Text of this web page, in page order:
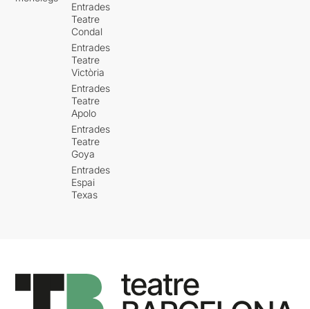
Entrades
Teatre
Condal
Entrades
Teatre
Victòria
Entrades
Teatre
Apolo
Entrades
Teatre
Goya
Entrades
Espai
Texas